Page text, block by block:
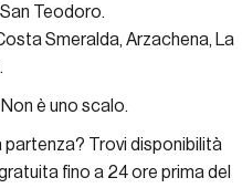
Teodoro.
Smeralda, Arzachena, La
è uno scalo.
partenza? Trovi disponibilità
fino a 24 ore prima del